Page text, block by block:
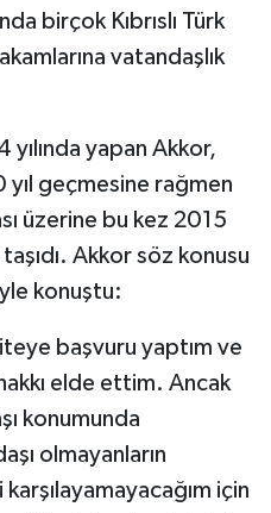
birçok Kıbrıslı Türk
vatandaşlık
yapan Akkor,
yıl geçmesine rağmen
üzerine bu kez 2015
Akkor söz konusu
konuştu:
başvuru yaptım ve
elde ettim. Ancak
konumunda
olmayanların
için